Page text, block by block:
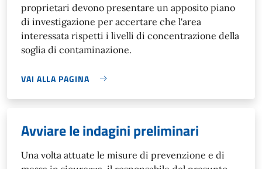
proprietari devono presentare un apposito piano
di investigazione per accertare che l'area
interessata rispetti i livelli di concentrazione della
soglia di contaminazione.
VAI ALLA PAGINA
Avviare le indagini preliminari
Una volta attuate le misure di prevenzione e di